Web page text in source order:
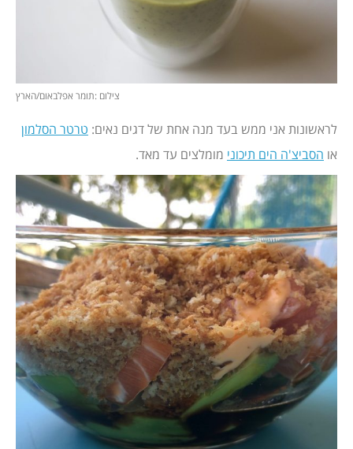
צילום :תומר אפלבאום/הארץ
לראשונות אני ממש בעד מנה אחת של דגים נאים: טרטר הסלמון
או הסביצ'ה הים תיכוני מומלצים עד מאד.